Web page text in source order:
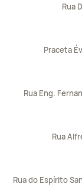
Rua
Praceta
Rua Eng.
Rua
Rua do Espírito